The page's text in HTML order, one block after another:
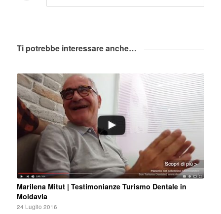
Ti potrebbe interessare anche…
Marilena Mitut | Testimonianze Turismo Dentale in
Moldavia
24 Luglio 2016